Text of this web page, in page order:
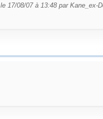
17/08/07 à 13:48 par Kane_ex-